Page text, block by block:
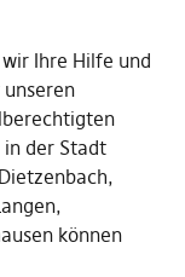
Ihre Hilfe und
der Stadt
können